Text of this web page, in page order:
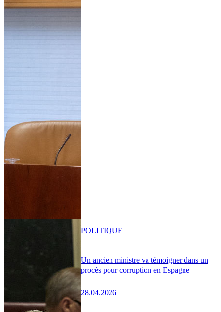
Un ancien ministre va témoigner dans un
procès pour corruption en Espagne
28.04.2026
POLITIQUE